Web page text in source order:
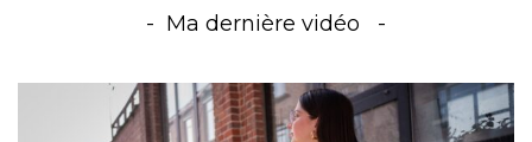
Ma dernière vidéo